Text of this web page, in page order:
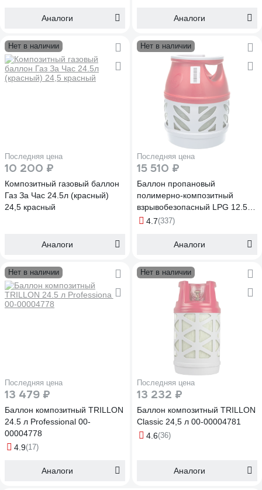
Аналоги Аналоги
Нет в наличии
Последняя цена
10 200 ₽
Композитный газовый баллон
Газ За Час 24.5л (красный)
24,5 красный
Аналоги
Нет в наличии
Последняя цена
15 510 ₽
Баллон пропановый
полимерно-композитный
взрывобезопасный LPG 12.5 л
вентиль с российским
4.7(337)
Аналоги
Нет в наличии
Последняя цена
13 479 ₽
Баллон композитный TRILLON
24.5 л Professional 00-
00004778
4.9(17)
Аналоги
Нет в наличии
Последняя цена
13 232 ₽
Баллон композитный TRILLON
Classic 24,5 л 00-00004781
4.6(36)
Аналоги